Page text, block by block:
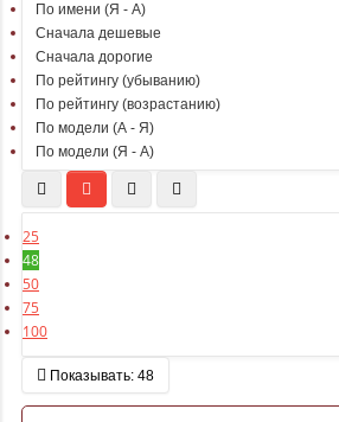
По имени (Я - A)
Сначала дешевые
Сначала дорогие
По рейтингу (убыванию)
По рейтингу (возрастанию)
По модели (A - Я)
По модели (Я - A)
25
48
50
75
100
Показывать: 48